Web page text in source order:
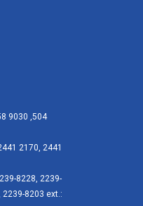
9030 ,504
2170, 2441
8228, 2239-
8203 ext.: